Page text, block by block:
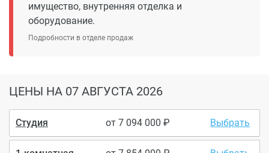
имущество, внутренняя отделка и
оборудование.
Подробности в отделе продаж
ЦЕНЫ НА 07 АВГУСТА 2026
Студия от7 094 000 Выбрать